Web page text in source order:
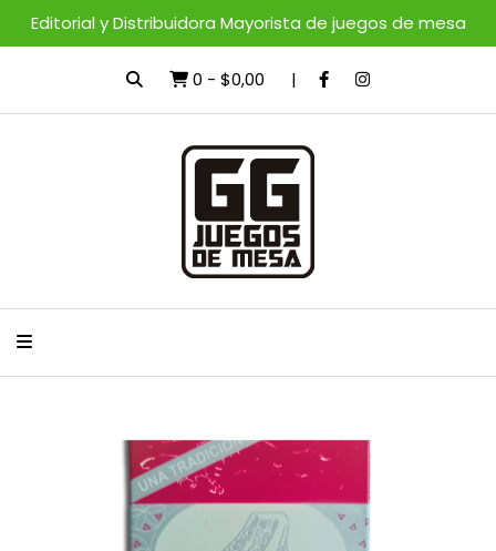
Editorial y Distribuidora Mayorista de juegos de mesa
0 - $0,00